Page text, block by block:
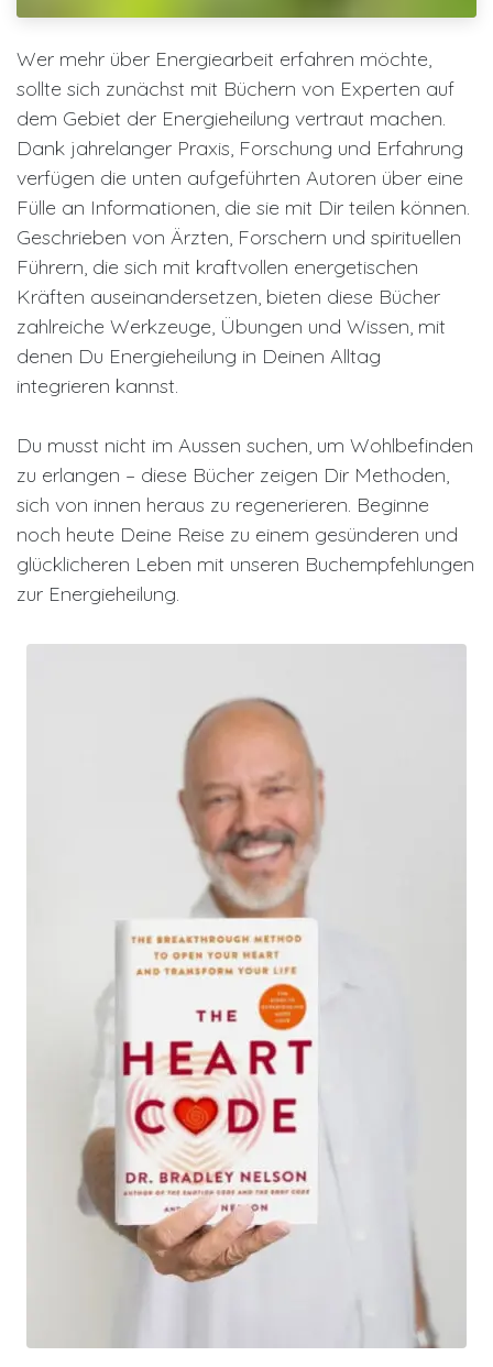
Wer mehr über Energiearbeit erfahren möchte,
sollte sich zunächst mit Büchern von Experten auf
dem Gebiet der Energieheilung vertraut machen.
Dank jahrelanger Praxis, Forschung und Erfahrung
verfügen die unten aufgeführten Autoren über eine
Fülle an Informationen, die sie mit Dir teilen können.
Geschrieben von Ärzten, Forschern und spirituellen
Führern, die sich mit kraftvollen energetischen
Kräften auseinandersetzen, bieten diese Bücher
zahlreiche Werkzeuge, Übungen und Wissen, mit
denen Du Energieheilung in Deinen Alltag
integrieren kannst.
Du musst nicht im Aussen suchen, um Wohlbefinden
zu erlangen – diese Bücher zeigen Dir Methoden,
sich von innen heraus zu regenerieren. Beginne
noch heute Deine Reise zu einem gesünderen und
glücklicheren Leben mit unseren Buchempfehlungen
zur Energieheilung.